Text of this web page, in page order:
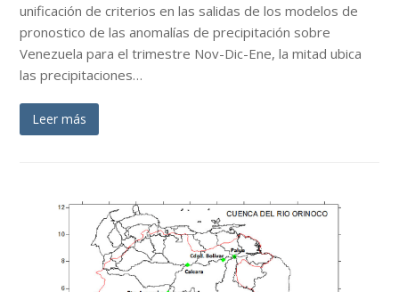
unificación de criterios en las salidas de los modelos de
pronostico de las anomalías de precipitación sobre
Venezuela para el trimestre Nov-Dic-Ene, la mitad ubica
las precipitaciones…
Leer más